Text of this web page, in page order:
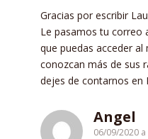
Gracias por escribir
Le pasamos tu correo
que puedas acceder
conozcan más de sus
dejes de contarnos en
Angel
06/09/2020 a